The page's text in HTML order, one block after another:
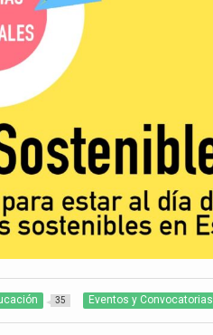
35 Eventos y Convocatorias